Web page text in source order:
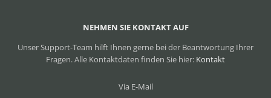
NEHMEN SIE KONTAKT AUF
Unser Support-Team hilft Ihnen gerne bei der Beantwortung Ihrer
Fragen. Alle Kontaktdaten finden Sie hier: Kontakt
Via E-Mail